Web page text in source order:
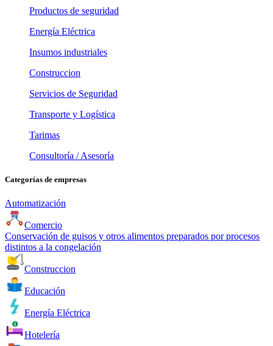
Productos de seguridad
Energía Eléctrica
Insumos industriales
Construccion
Servicios de Seguridad
Transporte y Logística
Tarimas
Consultoría / Asesoría
Categorías de empresas
Automatización
Comercio
Conservación de guisos y otros alimentos preparados por procesos
distintos a la congelación
Construccion
Educación
Energía Eléctrica
Hotelería